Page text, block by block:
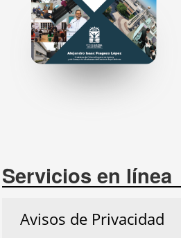
Servicios en línea
Avisos de Privacidad